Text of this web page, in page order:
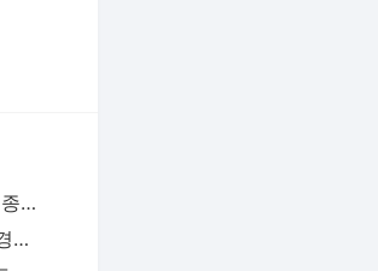
[속보]민주당 신임 인천시당위원장에 허종식 의원 선출···“인천은 대통령 배출한 곳, 모범적
물놀이 갔다가 ‘물폭탄’에 화들짝···강원·경북 동해안 시간당 80㎜ ‘폭우’ 도로 침수 등